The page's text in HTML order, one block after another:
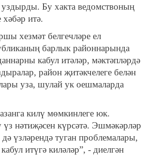
уздырды. Бу хакта ведомствоның
хәбәр итә.
хезмәт белгечләре ел
барлык районнарында
кабул итәләр, мәктәпләрдә
район җитәкчелеге белән
уза, шулай ук оешмаларда
килү мөмкинлеге юк.
нәтиҗәсен күрсәтә. Эшмәкәрләр
үзләрендә туган проблемалары,
итүгә киләләр”, - диелгән